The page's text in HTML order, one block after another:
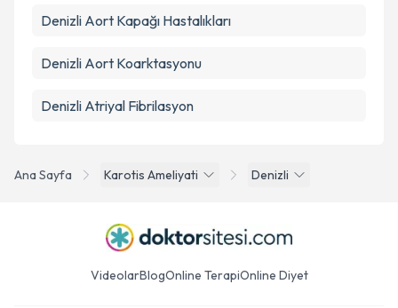
Ana Sayfa Karotis Ameliyati Denizli
Denizli Aort Kapağı Hastalıkları
Denizli Aort Koarktasyonu
Denizli Atriyal Fibrilasyon
VideolarBlogOnline TerapiOnline Diyet